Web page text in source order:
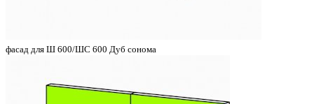
фасад для Ш 600/ШС 600 Дуб сонома